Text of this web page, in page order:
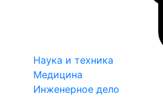
Наука и техника
Медицина
Инженерное дело